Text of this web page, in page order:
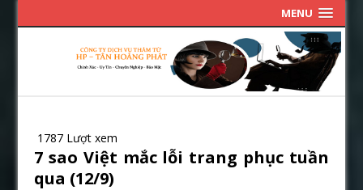
MENU
1787 Lượt xem
7 sao Việt mắc lỗi trang phục tuần
qua (12/9)